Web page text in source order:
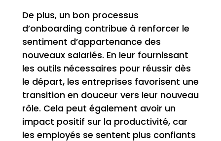
De plus, un bon processus
d’onboarding contribue à renforcer le
sentiment d’appartenance des
nouveaux salariés. En leur fournissant
les outils nécessaires pour réussir dès
le départ, les entreprises favorisent une
transition en douceur vers leur nouveau
rôle. Cela peut également avoir un
impact positif sur la productivité, car
les employés se sentent plus confiants